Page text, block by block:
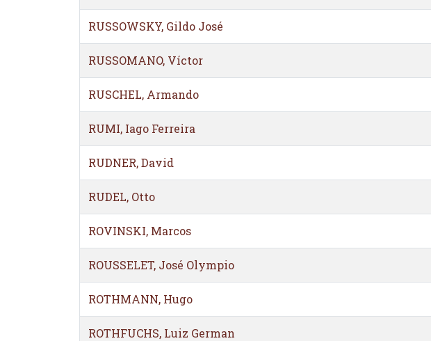
RUSSOWSKY, Gildo José
RUSSOMANO, Víctor
RUSCHEL, Armando
RUMI, Iago Ferreira
RUDNER, David
RUDEL, Otto
ROVINSKI, Marcos
ROUSSELET, José Olympio
ROTHMANN, Hugo
ROTHFUCHS, Luiz German